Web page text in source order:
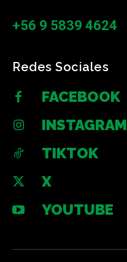
+56 9 5839 4624
Redes Sociales
FACEBOOK
INSTAGRAM
TIKTOK
X
YOUTUBE